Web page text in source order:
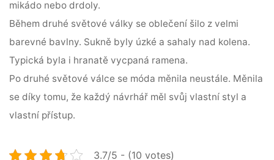
mikádo nebo drdoly.
Během druhé světové války se oblečení šilo z velmi
barevné bavlny. Sukně byly úzké a sahaly nad kolena.
Typická byla i hranatě vycpaná ramena.
Po druhé světové válce se móda měnila neustále. Měnila
se díky tomu, že každý návrhář měl svůj vlastní styl a
vlastní přístup.
3.7/5 - (10 votes)